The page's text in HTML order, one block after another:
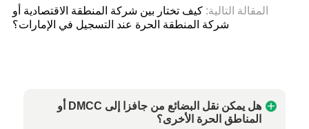
المقالة التالية:كيف تختار بين شركة المنطقة الاقتصادية أو
شركة المنطقة الحرة عند التسجيل في الإمارات؟
هل يمكن نقل البضائع من جافزا إلى DMCC أو
المناطق الحرة الأخرى؟